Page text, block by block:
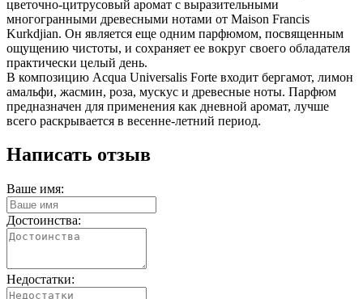
цветочно-цитрусовый аромат с выразительными
многогранными древесными нотами от Maison Francis
Kurkdjian. Он является еще одним парфюмом, посвященным
ощущению чистоты, и сохраняет ее вокруг своего обладателя
практически целый день.
В композицию Acqua Universalis Forte входит бергамот, лимон
амальфи, жасмин, роза, мускус и древесные ноты. Парфюм
предназначен для применения как дневной аромат, лучше
всего раскрывается в весенне-летний период.
Написать отзыв
Ваше имя:
Достоинства:
Недостатки: